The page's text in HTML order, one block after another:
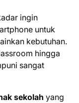
ingin
untuk
kebutuhan.
hingga
sangat
sekolah yang